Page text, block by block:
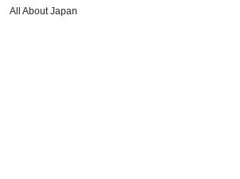
All About Japan